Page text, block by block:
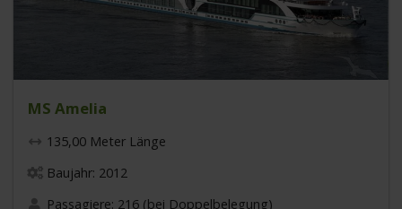
MS Amelia
135,00 Meter Länge
Baujahr: 2012
Passagiere: 216 (bei Doppelbelegung)